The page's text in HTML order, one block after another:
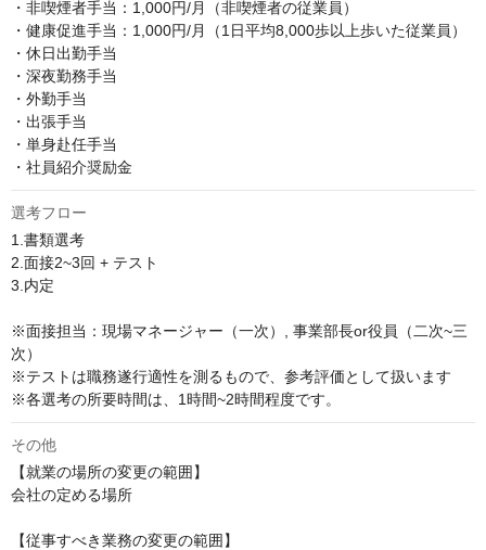
・非喫煙者手当：1,000円/月（非喫煙者の従業員）
・健康促進手当：1,000円/月（1日平均8,000歩以上歩いた従業員）
・休日出勤手当
・深夜勤務手当
・外勤手当
・出張手当
・単身赴任手当
・社員紹介奨励金
選考フロー
1.書類選考
2.面接2~3回 + テスト
3.内定
※面接担当：現場マネージャー（一次）, 事業部長or役員（二次~三
次）
※テストは職務遂行適性を測るもので、参考評価として扱います
※各選考の所要時間は、1時間~2時間程度です。
その他
【就業の場所の変更の範囲】
会社の定める場所
【従事すべき業務の変更の範囲】